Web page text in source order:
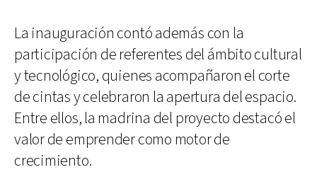
La inauguración contó además con la
participación de referentes del ámbito cultural
y tecnológico, quienes acompañaron el corte
de cintas y celebraron la apertura del espacio.
Entre ellos, la madrina del proyecto destacó el
valor de emprender como motor de
crecimiento.